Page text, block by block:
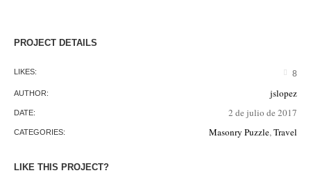
PROJECT DETAILS
LIKES: 8
AUTHOR: jslopez
DATE: 2 de julio de 2017
CATEGORIES: Masonry Puzzle,Travel
LIKE THIS PROJECT?